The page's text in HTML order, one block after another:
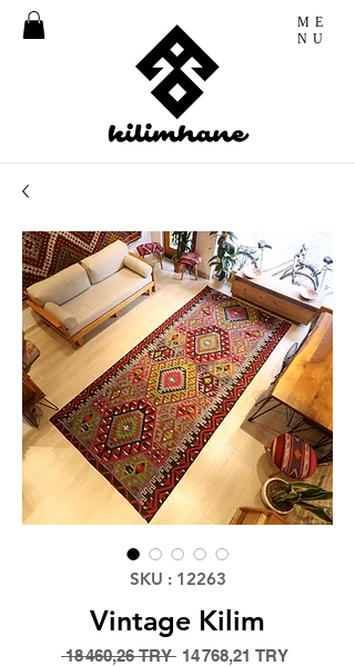
ME
NU
SKU : 12263
Vintage Kilim
18 460,26 TRY Prix
14 768,21 TRYPrix